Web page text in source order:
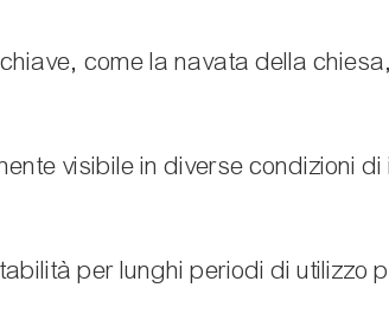
come la navata della
visibile in diverse condizioni
per lunghi periodi di utilizzo